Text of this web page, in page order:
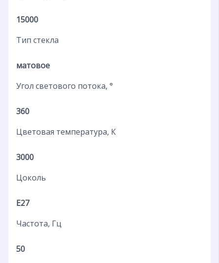
15000
Тип стекла
матовое
Угол светового потока, °
360
Цветовая температура, К
3000
Цоколь
E27
Частота, Гц
50